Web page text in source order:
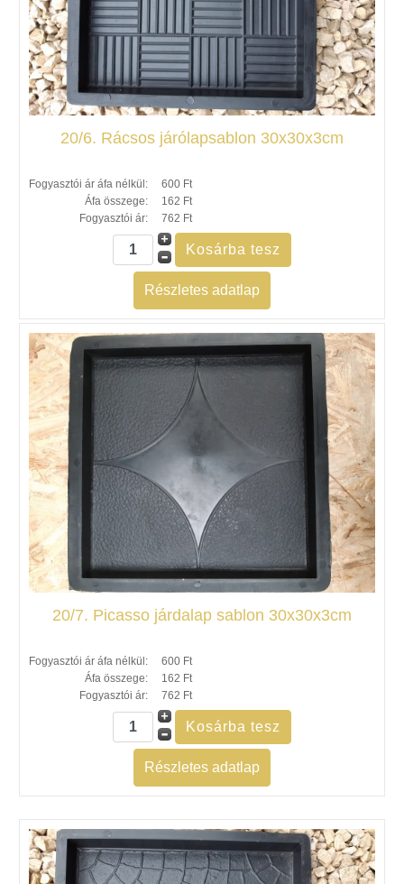
20/6. Rácsos járólapsablon 30x30x3cm
Fogyasztói ár áfa nélkül:
600 Ft
Áfa összege:
162 Ft
Fogyasztói ár:
762 Ft
Részletes adatlap
20/7. Picasso járdalap sablon 30x30x3cm
Fogyasztói ár áfa nélkül:
600 Ft
Áfa összege:
162 Ft
Fogyasztói ár:
762 Ft
Részletes adatlap